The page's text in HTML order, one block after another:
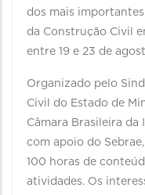
dos mais
da Construção Civil
entre 19 e 23 de
Organizado pelo
Civil do Estado de
Câmara Brasileira da
com apoio do
100 horas de
atividades. Os